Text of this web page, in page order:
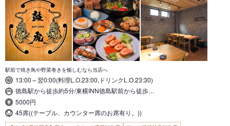
駅前で焼き鳥や野菜巻きを愉しむなら当店へ
13:00～翌0:00(料理L.O.23:00,ドリンクL.O.23:30)
徳島駅から徒歩約5分/東横INN徳島駅前から徒歩…
5000円
45席((テーブル、カウンター席のお席有り。))